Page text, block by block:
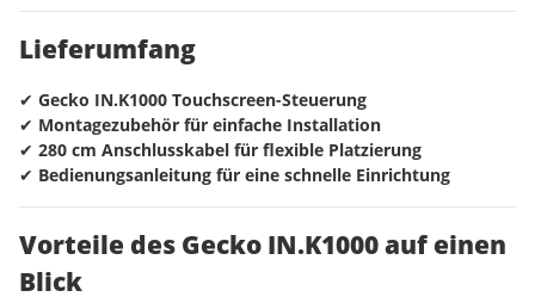
Lieferumfang
✔ Gecko IN.K1000 Touchscreen-Steuerung
✔ Montagezubehör für einfache Installation
✔ 280 cm Anschlusskabel für flexible Platzierung
✔ Bedienungsanleitung für eine schnelle Einrichtung
Vorteile des Gecko IN.K1000 auf einen
Blick